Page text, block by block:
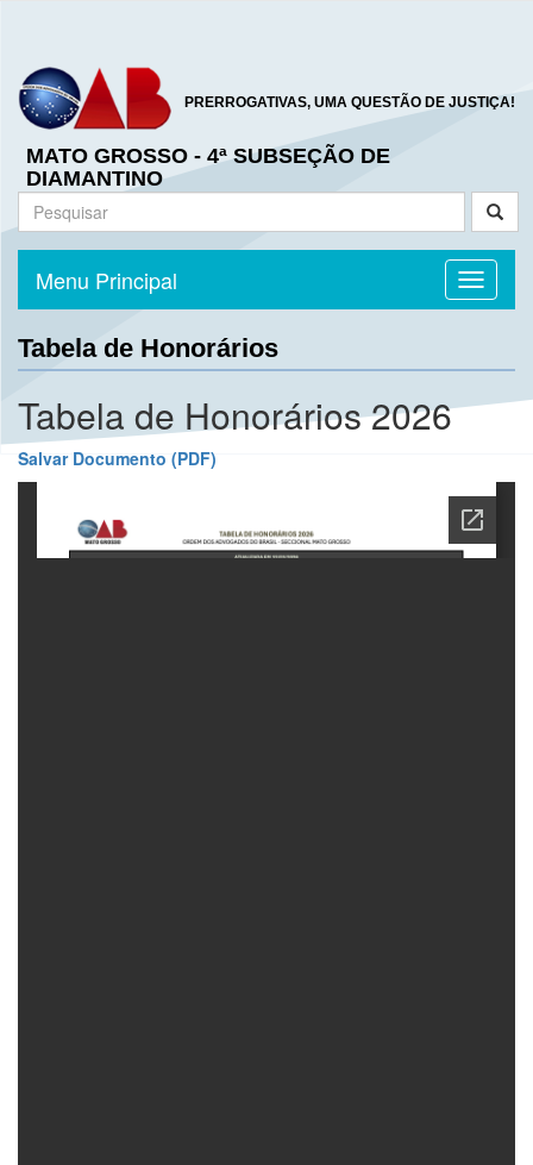
PRERROGATIVAS, UMA QUESTÃO DE JUSTIÇA!
MATO GROSSO - 4ª SUBSEÇÃO DE
DIAMANTINO
Toggle
Menu Principal
Tabela de Honorários
Tabela de Honorários 2026
Salvar Documento (PDF)